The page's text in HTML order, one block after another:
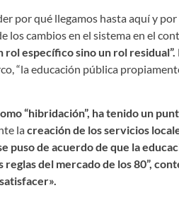
por qué llegamos hasta aquí y
los cambios en el sistema en el
rol específico sino un rol residual”.
“la educación pública
“hibridación”, ha tenido un
lacreación de los servicios
puso de acuerdo de que la
del mercado de los 80”,